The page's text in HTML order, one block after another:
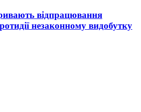
відпрацювання
незаконному видобутку